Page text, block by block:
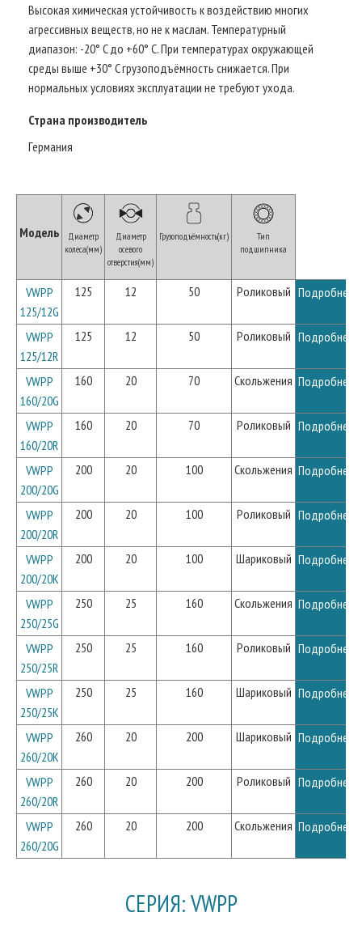
Высокая химическая устойчивость к воздействию многих
агрессивных веществ, но не к маслам. Температурный
диапазон: -20° C до +60° C. При температурах окружающей
среды выше +30° C грузоподъёмность снижается. При
нормальных условиях эксплуатации не требуют ухода.
Страна производитель
Германия
Модель
Диаметр
колеса(мм)
Диаметр
осевого
отверстия(мм)
Грузоподъёмность(кг)
Тип
подшипника
VWPP
125/12G
125 12 50 Роликовый Подробнее
VWPP
125/12R
125 12 50 Роликовый Подробнее
VWPP
160/20G
160 20 70 Скольжения Подробнее
VWPP
160/20R
160 20 70 Роликовый Подробнее
VWPP
200/20G
200 20 100 Скольжения Подробнее
VWPP
200/20R
200 20 100 Роликовый Подробнее
VWPP
200/20K
200 20 100 Шариковый Подробнее
VWPP
250/25G
250 25 160 Скольжения Подробнее
VWPP
250/25R
250 25 160 Роликовый Подробнее
VWPP
250/25K
250 25 160 Шариковый Подробнее
VWPP
260/20K
260 20 200 Шариковый Подробнее
VWPP
260/20R
260 20 200 Роликовый Подробнее
VWPP
260/20G
260 20 200 Скольжения Подробнее
СЕРИЯ: VWPP